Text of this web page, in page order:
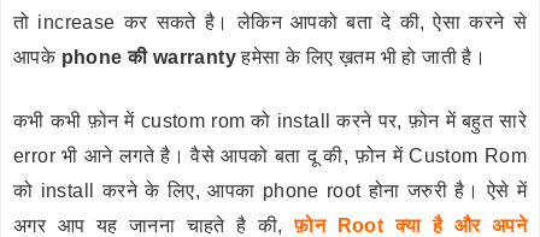
तो increase कर सकते है। लेकिन आपको बता दे की, ऐसा करने से
आपके phone की warrantyहमेसा के लिए ख़तम भी हो जाती है।
कभी कभी फ़ोन में custom rom को install करने पर, फ़ोन में बहुत सारे
error भी आने लगते है। वैसे आपको बता दू की, फ़ोन में Custom Rom
को install करने के लिए, आपका phone root होना जरुरी है। ऐसे में
अगर आप यह जानना चाहते है की,फ़ोन Root क्या है और अपने